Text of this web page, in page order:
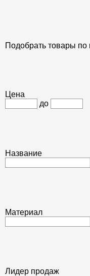
Подобрать товары по
Цена
до
Название
Материал
Лидер продаж